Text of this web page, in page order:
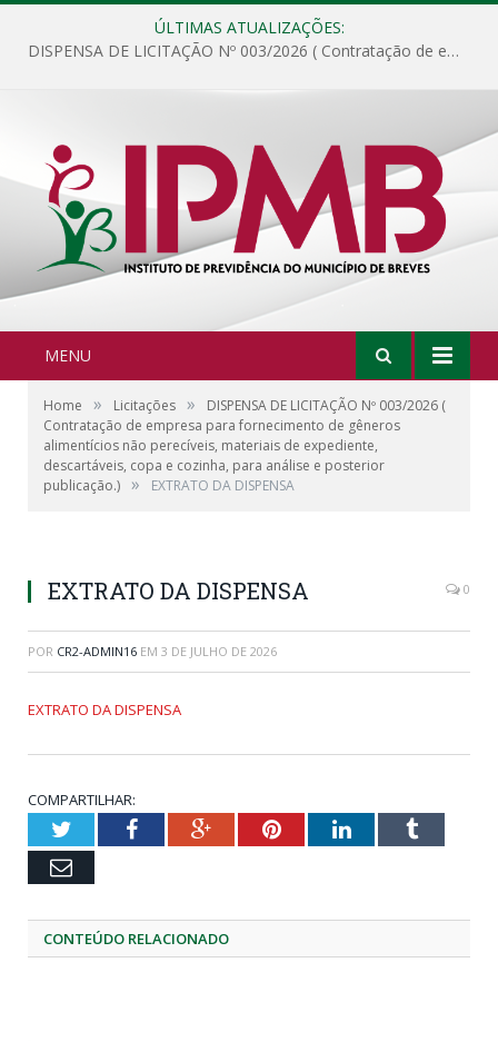
ÚLTIMAS ATUALIZAÇÕES:
DISPENSA DE LICITAÇÃO Nº 003/2026 ( Contratação de empresa para fornecimento de gêneros alimentícios não perecíveis, materiais de expediente, descartáveis, copa e cozinha, para análise e posterior publicação.)
MENU
Home » Licitações »
DISPENSA DE LICITAÇÃO Nº 003/2026 (
Contratação de empresa para fornecimento de gêneros
alimentícios não perecíveis, materiais de expediente,
descartáveis, copa e cozinha, para análise e posterior
publicação.) » EXTRATO DA DISPENSA
EXTRATO DA DISPENSA 0
POR CR2-ADMIN16 EM 3 DE JULHO DE 2026
EXTRATO DA DISPENSA
COMPARTILHAR:
TwitterFacebookGoogle+PinterestLinkedInTumblr
Email
CONTEÚDO RELACIONADO